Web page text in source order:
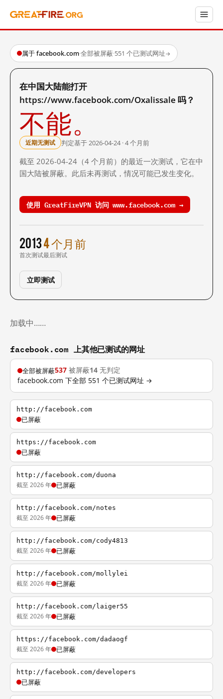
属于 facebook.com·全部被屏蔽·551 个已测试网址→
在中国大陆能打开
https://www.facebook.com/Oxalissale 吗？
不能。
近期无测试 判定基于 2026-04-24 · 4 个月前
截至 2026-04-24（4 个月前）的最近一次测试，它在中
国大陆被屏蔽。此后未再测试，情况可能已发生变化。
使用 GreatFireVPN 访问 www.facebook.com →
2013
首次测试
4 个月前
最后测试
立即测试
加载中……
facebook.com 上其他已测试的网址
全部被屏蔽537 被屏蔽14 无判定
facebook.com 下全部 551 个已测试网址 →
http://facebook.com
已屏蔽
https://facebook.com
已屏蔽
http://facebook.com/duona
截至 2026 年 已屏蔽
http://facebook.com/notes
截至 2026 年 已屏蔽
http://facebook.com/cody4813
截至 2026 年 已屏蔽
http://facebook.com/mollylei
截至 2026 年 已屏蔽
http://facebook.com/laiger55
截至 2026 年 已屏蔽
https://facebook.com/dadaogf
截至 2026 年 已屏蔽
http://facebook.com/developers
已屏蔽